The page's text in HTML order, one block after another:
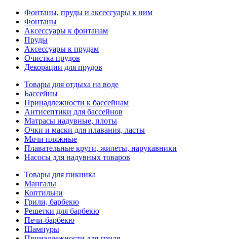
Фонтаны, пруды и аксессуары к ним
Фонтаны
Аксессуары к фонтанам
Пруды
Аксессуары к прудам
Очистка прудов
Декорации для прудов
Товары для отдыха на воде
Бассейны
Принадлежности к бассейнам
Антисептики для бассейнов
Матраcы надувные, плоты
Очки и маски для плавания, ласты
Мячи пляжные
Плавательные круги, жилеты, нарукавники
Насосы для надувных товаров
Товары для пикника
Мангалы
Коптильни
Грили, барбекю
Решетки для барбекю
Печи-барбекю
Шампуры